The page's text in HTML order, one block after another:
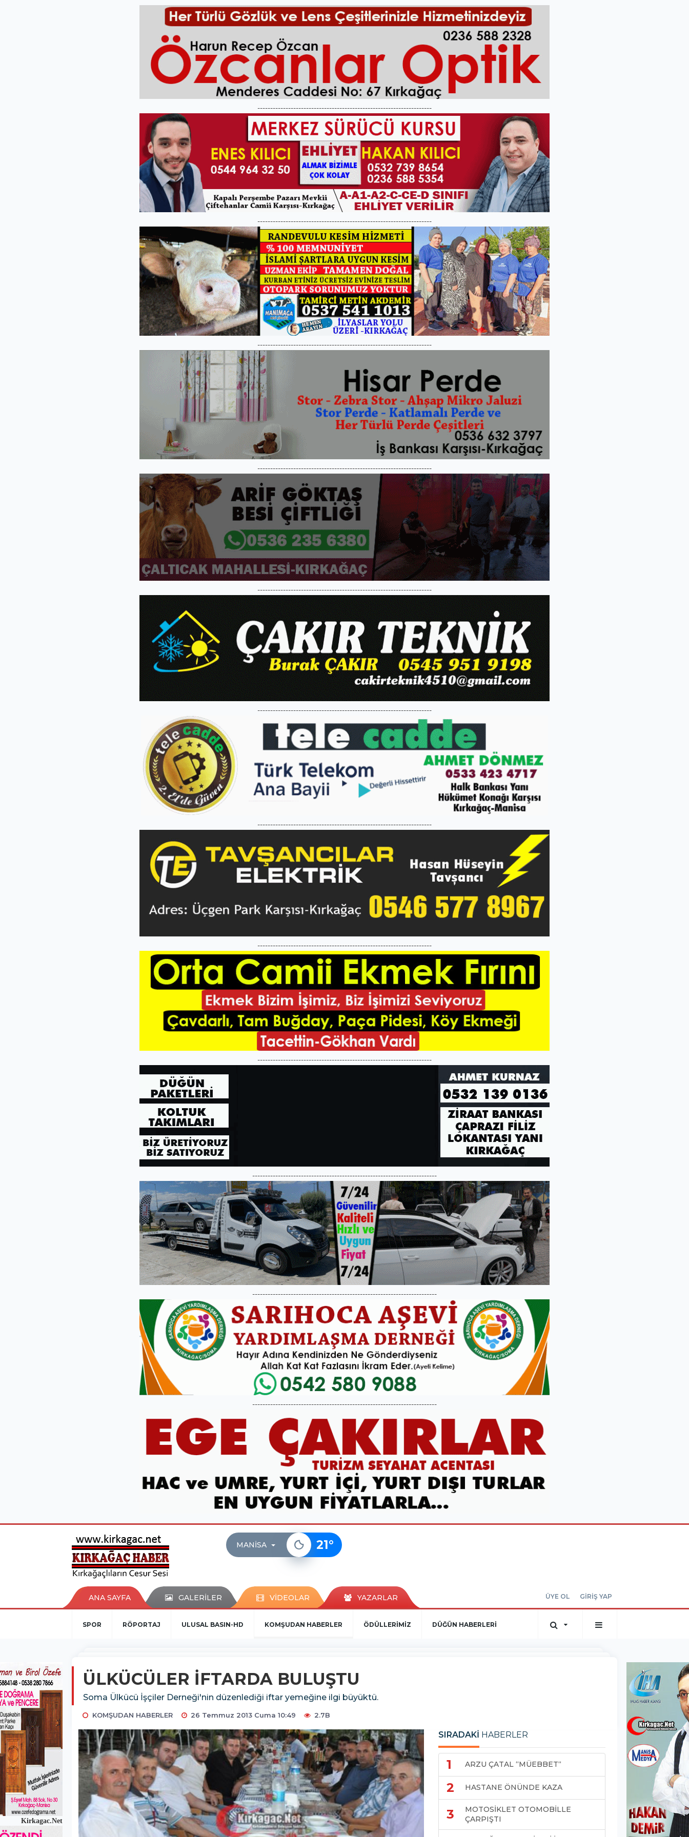
--------------------------------------------------------------------
--------------------------------------------------------------------
--------------------------------------------------------------------
--------------------------------------------------------------------
--------------------------------------------------------------------
--------------------------------------------------------------------
--------------------------------------------------------------------
--------------------------------------------------------------------
--------------------------------------------------------------------
------------------------------------------------------------------------
------------------------------------------------------------------------
------------------------------------------------------------------------
MANISA 21°
ANA SAYFA GALERİLER VİDEOLAR YAZARLAR ÜYE OL GİRİŞ YAP
SPOR RÖPORTAJ ULUSAL BASIN-HD KOMŞUDAN HABERLER ÖDÜLLERİMİZ DÜĞÜN HABERLERİ
ÜLKÜCÜLER İFTARDA BULUŞTU
Soma Ülkücü İşçiler Derneği'nin düzenlediği iftar yemeğine ilgi büyüktü.
KOMŞUDAN HABERLER 26 Temmuz 2013 Cuma 10:49 2.7B
SIRADAKİ HABERLER
1 ARZU ÇATAL “MÜEBBET“
2 HASTANE ÖNÜNDE KAZA
3
MOTOSİKLET OTOMOBİLLE
ÇARPIŞTI
Kirkagac.Net